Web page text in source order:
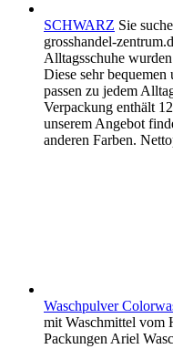
SCHWARZ Sie
grosshandel-
Alltagsschuhe
Diese sehr
passen zu jedem
Verpackung enthält
unserem Angebot
anderen Farben.
Waschpulver
mit Waschmittel vom
Packungen Ariel